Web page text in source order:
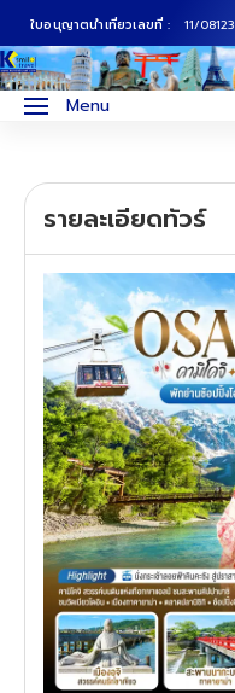
ใบอนุญาตนำเที่ยวเลขที่ : 11/08123
Menu
รายละเอียดทัวร์
ทัวร์ญี่ปุ่น
ทัวร์ยุโรป
ทัวร์สแกนดิเนเวีย
ทัวร์จีน
ทัวร์ฮ่องกง
ทัวร์สิงคโปร์
ทัวร์ตุรเคีย
ทัวร์สวิตเซอร์แลนด์
ทัวร์พม่า
ภาคเหนือ
ภาคอีสาน
ภาคตะวันตก
ภาคตะวันออก